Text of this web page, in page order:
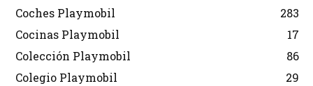
Coches Playmobil
283
Cocinas Playmobil
17
Colección Playmobil
86
Colegio Playmobil
29